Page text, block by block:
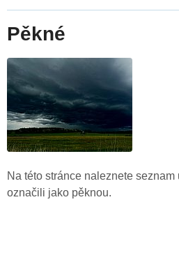
Pěkné
Na této stránce naleznete
označili jako pěknou.